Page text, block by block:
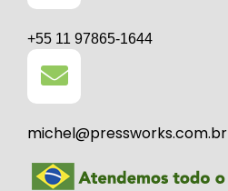
+55 11 97865-1644
michel@pressworks.com.br